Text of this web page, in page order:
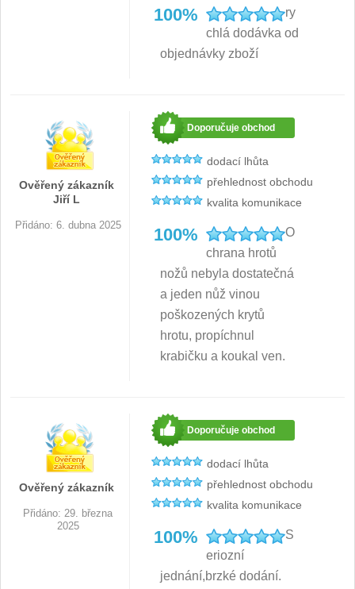
Sady nožů SEBURO 6
Nože Seburo SARADA 93
Nože Seburo HOGANI 20
21
Nože Tojiro Zen
Nože Samura
Nože Samura MO-V 4
Nože Samura Bamboo 1
100%
ry
chlá dodávka od
objednávky zboží
Ověřený zákazník
Jiří L
Přidáno: 6. dubna 2025
Doporučuje obchod
dodací lhůta
přehlednost obchodu
kvalita komunikace
100%
O
chrana hrotů
nožů nebyla dostatečná
a jeden nůž vinou
poškozených krytů
hrotu, propíchnul
krabičku a koukal ven.
Ověřený zákazník
Přidáno: 29. března
2025
Doporučuje obchod
dodací lhůta
přehlednost obchodu
kvalita komunikace
100%
S
eriozní
jednání,brzké dodání.